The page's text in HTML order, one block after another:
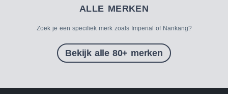
ALLE MERKEN
Zoek je een specifiek merk zoals Imperial of Nankang?
Bekijk alle 80+ merken